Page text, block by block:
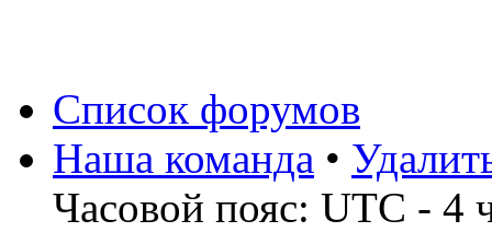
Список форумов
Наша команда •
Часовой пояс: UTC - 4